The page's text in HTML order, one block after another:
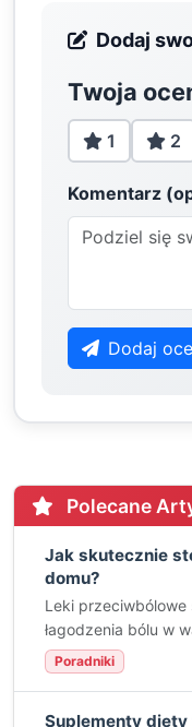
Dodaj
Twoja
1 2
Komentarz
Dodaj
Polecane
Jak skutecznie
domu?
Leki przeciwbólowe
łagodzenia bólu w
Poradniki
Suplementy